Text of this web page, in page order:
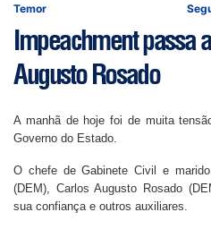
Temor
Impeachment passa
Augusto Rosado
A manhã de hoje foi de muita
Governo do Estado.
O chefe de Gabinete Civil e
(DEM), Carlos Augusto Rosado
sua confiança e outros auxiliares.